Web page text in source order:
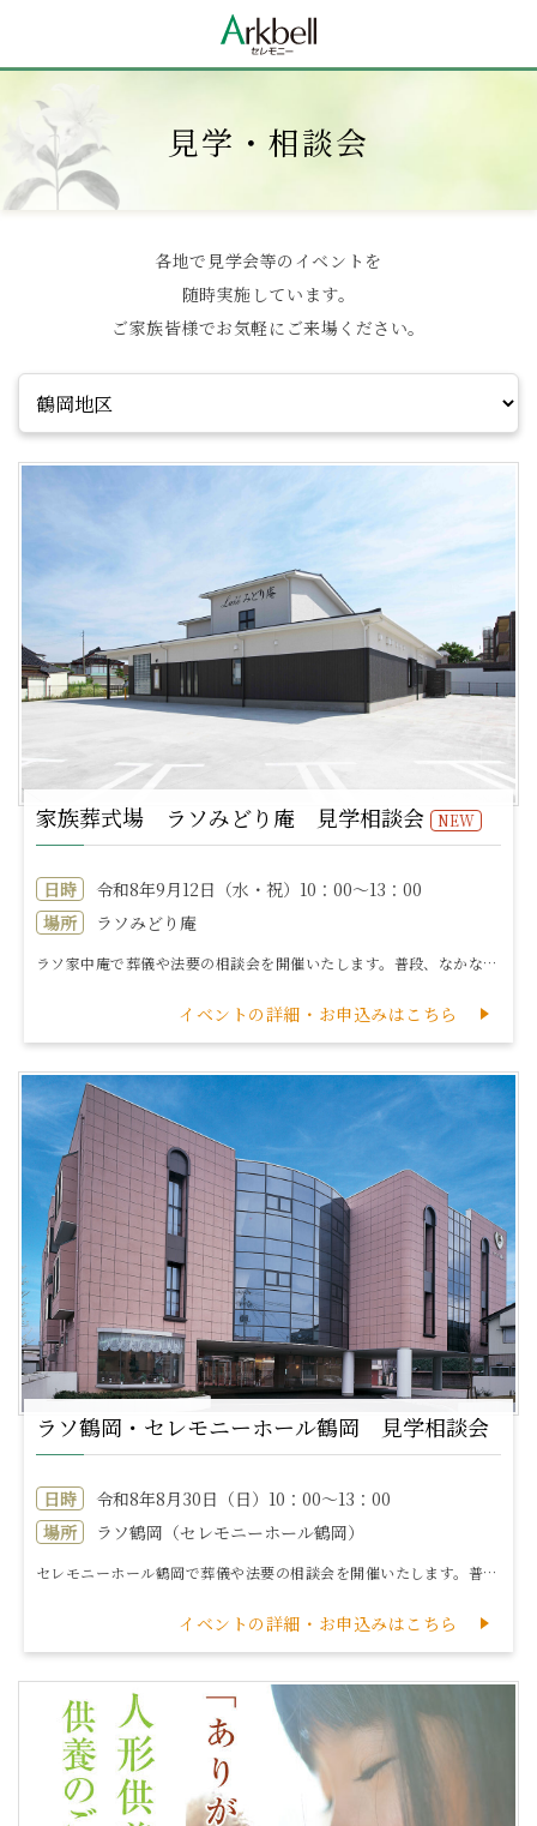
見学・相談会
各地で見学会等のイベントを
随時実施しています。
ご家族皆様でお気軽にご来場ください。
家族葬式場 ラソみどり庵 見学相談会 NEW
日時
令和8年9月12日（水・祝）10：00～13：00
場所
ラソみどり庵
ラソ家中庵で葬儀や法要の相談会を開催いたします。普段、なかなか聞くことのできない葬儀についての不安をこの機会に解消してみませんか?当式場は葬儀式場から...
イベントの詳細・お申込みはこちら
ラソ鶴岡・セレモニーホール鶴岡 見学相談会
日時
令和8年8月30日（日）10：00～13：00
場所
ラソ鶴岡（セレモニーホール鶴岡）
セレモニーホール鶴岡で葬儀や法要の相談会を開催いたします。普段、なかなか聞くことのできない葬儀についての不安をこの機会に解消してみませんか?当式場は葬...
イベントの詳細・お申込みはこちら